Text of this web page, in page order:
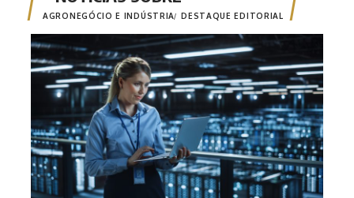
AGRONEGÓCIO E INDÚSTRIA DESTAQUE EDITORIAL